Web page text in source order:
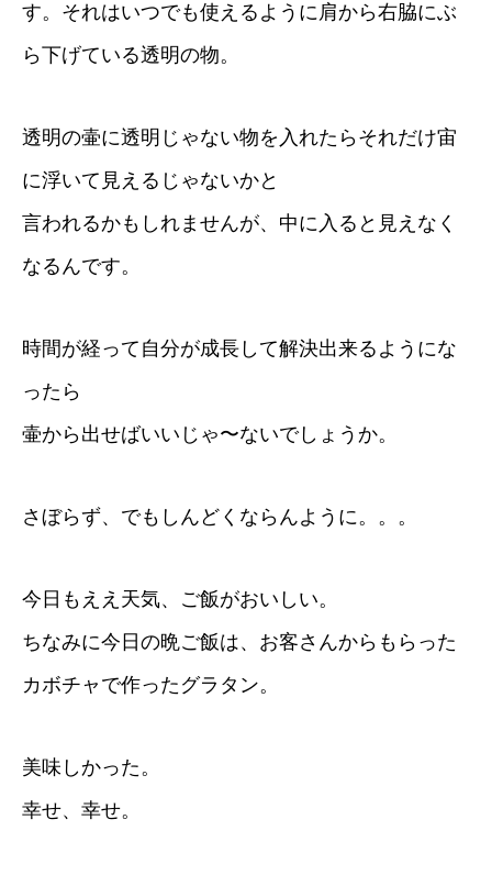
す。それはいつでも使えるように肩から右脇にぶ
ら下げている透明の物。
透明の壷に透明じゃない物を入れたらそれだけ宙
に浮いて見えるじゃないかと
言われるかもしれませんが、中に入ると見えなく
なるんです。
時間が経って自分が成長して解決出来るようにな
ったら
壷から出せばいいじゃ〜ないでしょうか。
さぼらず、でもしんどくならんように。。。
今日もええ天気、ご飯がおいしい。
ちなみに今日の晩ご飯は、お客さんからもらった
カボチャで作ったグラタン。
美味しかった。
幸せ、幸せ。